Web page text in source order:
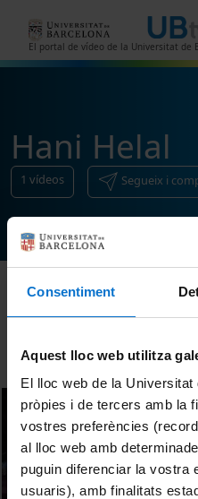
Consentiment
Aquest lloc web utilitza
El lloc web de la
pròpies i de tercers amb la
vostres preferències
al lloc web amb
puguin diferenciar la vostra
usuaris), amb finalitats
El portal de vídeo de la Universitat de
Hani Helal
1 vídeos Segueix i
Ordenar